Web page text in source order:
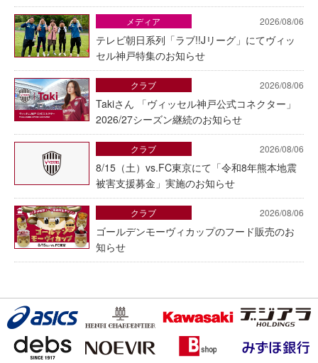
2026/08/06
テレビ朝日系列「ラブ!!Jリーグ」にてヴィッ
セル神戸特集のお知らせ
メディア
2026/08/06
Takiさん 「ヴィッセル神戸公式コネクター」
2026/27シーズン継続のお知らせ
クラブ
2026/08/06
8/15（土）vs.FC東京にて「令和8年熊本地震
被害支援募金」実施のお知らせ
クラブ
2026/08/06
ゴールデンモーヴィカップのフード販売のお
知らせ
クラブ